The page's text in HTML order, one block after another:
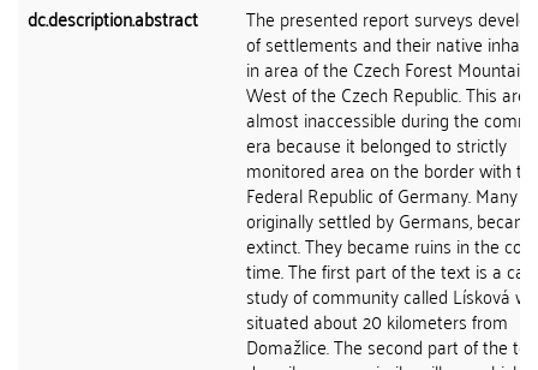
dc.description.abstract
The presented report surveys
of settlements and their native
in area of the Czech Forest
West of the Czech Republic. This
almost inaccessible during the
era because it belonged to strictly
monitored area on the border with
Federal Republic of Germany. Many
originally settled by Germans, became
extinct. They became ruins in the
time. The first part of the text is a
study of community called Lísková
situated about 20 kilometers from
Domažlice. The second part of the